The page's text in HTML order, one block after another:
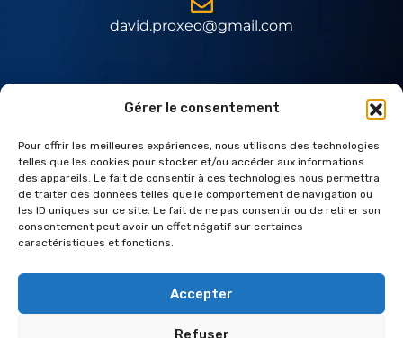
Gérer le consentement
Pour offrir les meilleures expériences, nous utilisons des technologies
telles que les cookies pour stocker et/ou accéder aux informations
des appareils. Le fait de consentir à ces technologies nous permettra
de traiter des données telles que le comportement de navigation ou
les ID uniques sur ce site. Le fait de ne pas consentir ou de retirer son
consentement peut avoir un effet négatif sur certaines
caractéristiques et fonctions.
Accepter
Refuser
david.proxeo@gmail.com
Expert Daitem